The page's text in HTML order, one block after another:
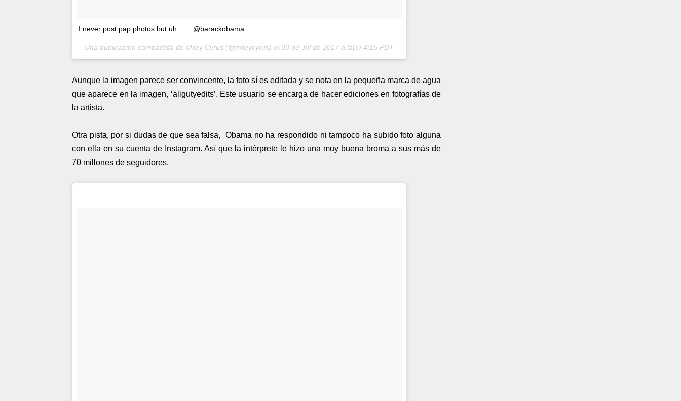
I never post pap photos but uh ...... @barackobama
Una publicación compartida de Miley Cyrus (@mileycyrus) el 30 de Jul de 2017 a la(s) 4:15 PDT
Aunque la imagen parece ser convincente, la foto sí es editada y se nota en la pequeña marca de agua
que aparece en la imagen, ‘aligutyedits’. Este usuario se encarga de hacer ediciones en fotografías de
la artista.
Otra pista, por si dudas de que sea falsa, Obama no ha respondido ni tampoco ha subido foto alguna
con ella en su cuenta de Instagram. Así que la intérprete le hizo una muy buena broma a sus más de
70 millones de seguidores.